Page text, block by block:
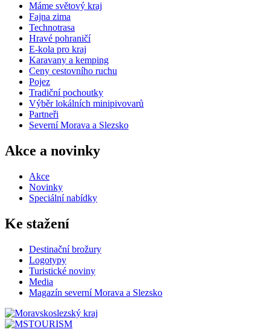
Máme světový kraj
Fajna zima
Technotrasa
Hravé pohraničí
E-kola pro kraj
Karavany a kemping
Ceny cestovního ruchu
Pojez
Tradiční pochoutky
Výběr lokálních minipivovarů
Partneři
Severní Morava a Slezsko
Akce a novinky
Akce
Novinky
Speciální nabídky
Ke stažení
Destinační brožury
Logotypy
Turistické noviny
Media
Magazín severní Morava a Slezsko